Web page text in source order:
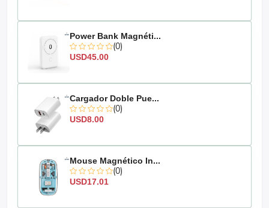
Power Bank Magnéti...
(0)
USD45.00
Cargador Doble Pue...
(0)
USD8.00
Mouse Magnético In...
(0)
USD17.01